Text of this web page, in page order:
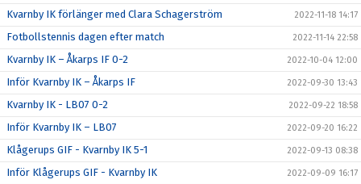
Kvarnby IK förlänger med Clara Schagerström 2022-11-18 14:17
Fotbollstennis dagen efter match 2022-11-14 22:58
Kvarnby IK – Åkarps IF 0-2 2022-10-04 12:00
Inför Kvarnby IK – Åkarps IF 2022-09-30 13:43
Kvarnby IK - LB07 0-2 2022-09-22 18:58
Inför Kvarnby IK – LB07 2022-09-20 16:22
Klågerups GIF - Kvarnby IK 5-1 2022-09-13 08:38
Inför Klågerups GIF - Kvarnby IK 2022-09-09 16:17